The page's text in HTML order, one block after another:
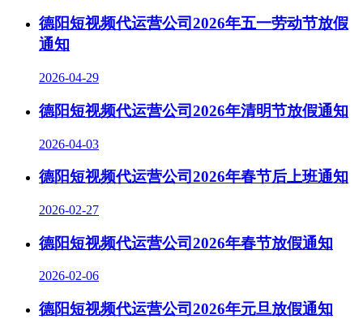
德阳短视频代运营公司2026年五一劳动节放假
通知
2026-04-29
德阳短视频代运营公司2026年清明节放假通知
2026-04-03
德阳短视频代运营公司2026年春节后上班通知
2026-02-27
德阳短视频代运营公司2026年春节放假通知
2026-02-06
德阳短视频代运营公司2026年元旦放假通知